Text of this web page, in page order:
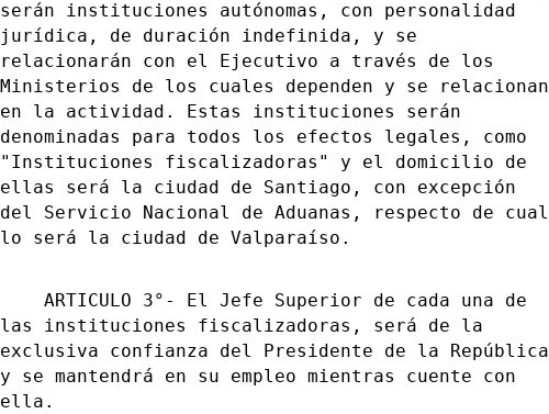
serán instituciones autónomas, con personalidad
jurídica, de duración indefinida, y se
relacionarán con el Ejecutivo a través de los
Ministerios de los cuales dependen y se relacionan
en la actividad. Estas instituciones serán
denominadas para todos los efectos legales, como
"Instituciones fiscalizadoras" y el domicilio de
ellas será la ciudad de Santiago, con excepción
del Servicio Nacional de Aduanas, respecto de cual
lo será la ciudad de Valparaíso.
ARTICULO 3°- El Jefe Superior de cada una de
las instituciones fiscalizadoras, será de la
exclusiva confianza del Presidente de la República
y se mantendrá en su empleo mientras cuente con
ella.